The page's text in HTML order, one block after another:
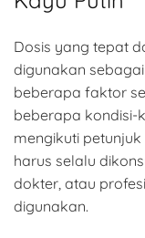
Dosis yang tepat
digunakan
beberapa faktor
beberapa kondisi-
mengikuti
harus selalu
dokter, atau
digunakan.